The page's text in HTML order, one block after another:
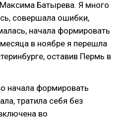
Батырева. Я много
совершала ошибки,
начала формировать
в ноябре я перешла
оставив Пермь в
начала формировать
тратила себя без
во